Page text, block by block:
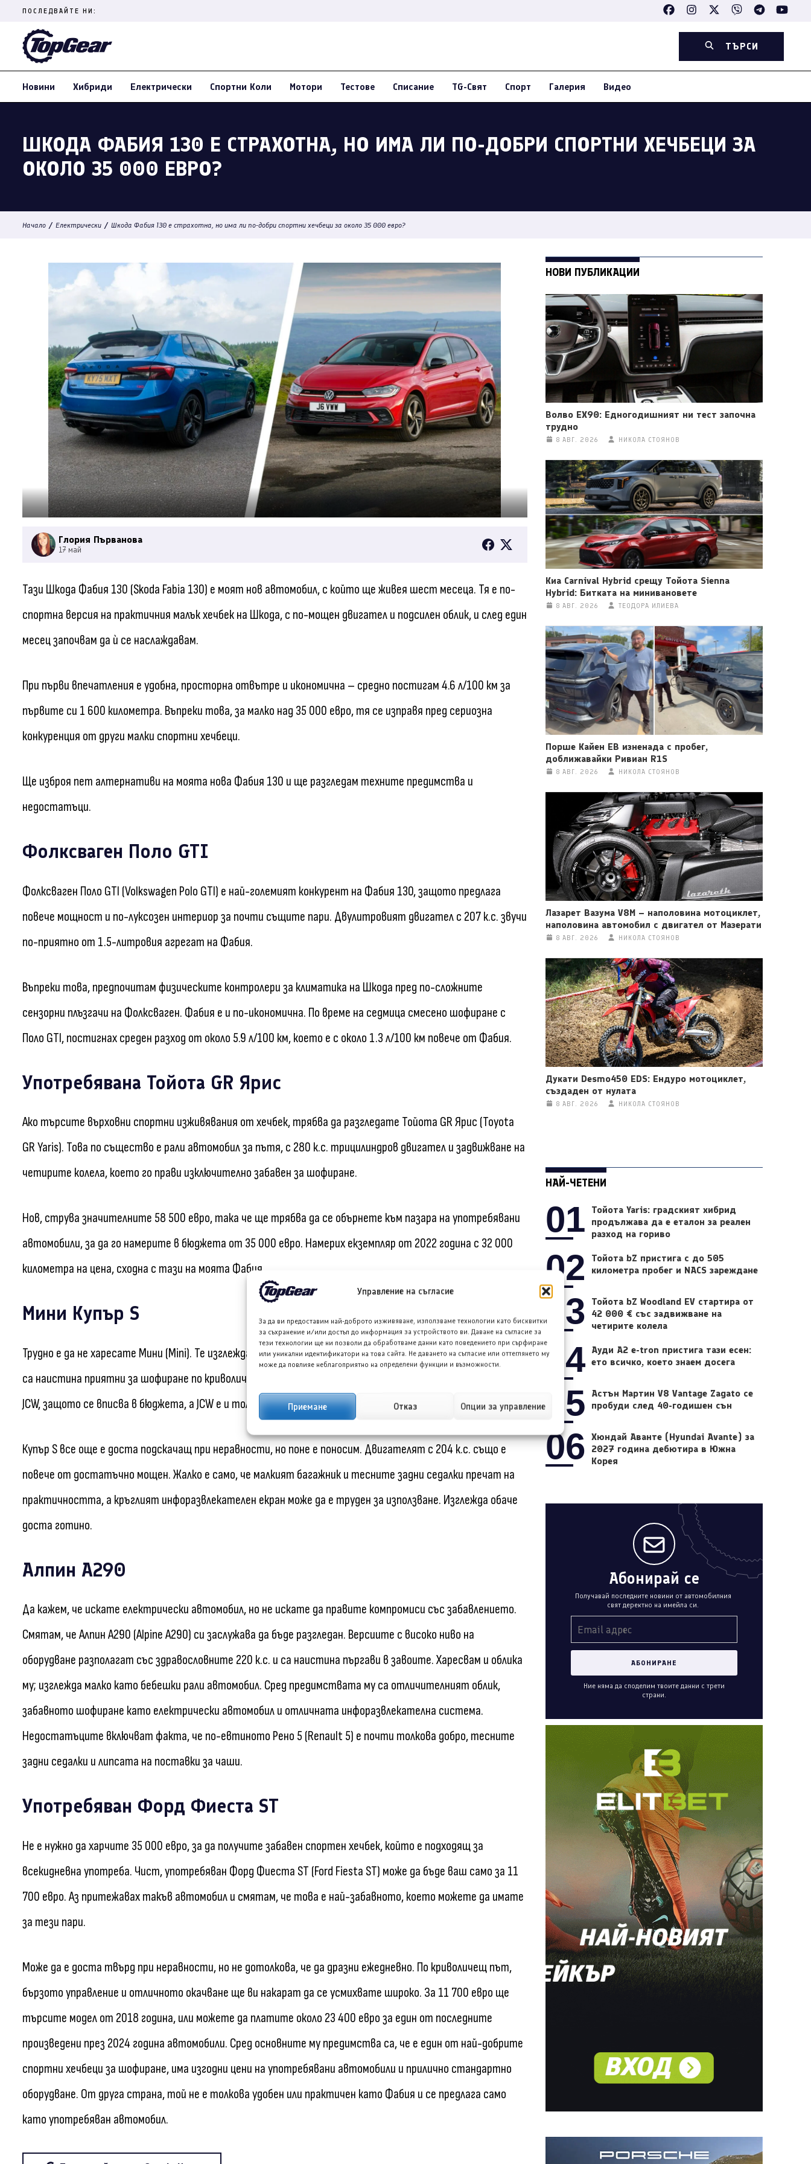
Управление на съгласие
За да ви предоставим най-доброто изживяване, използваме технологии като бисквитки
за съхранение и/или достъп до информация за устройството ви. Даване на съгласие за
тези технологии ще ни позволи да обработваме данни като поведението при сърфиране
или уникални идентификатори на това сайта. Не даването на съгласие или оттеглянето му
може да повлияе неблагоприятно на определени функции и възможности.
Приемане Отказ Опции за управление
content
(Press
ПОСЛЕДВАЙТЕ НИ:
ТЪРСИ
Новини Хибриди Електрически Спортни Коли Мотори Тестове Списание TG-Свят Спорт Галерия Видео
ШКОДА ФАБИЯ 130 Е СТРАХОТНА, НО ИМА ЛИ ПО-ДОБРИ СПОРТНИ ХЕЧБЕЦИ ЗА
ОКОЛО 35 000 ЕВРО?
Начало / Електрически / Шкода Фабия 130 е страхотна, но има ли по-добри спортни хечбеци за около 35 000 евро?
Глория Първанова
17 май
Тази Шкода Фабия 130 (Skoda Fabia 130) е моят нов автомобил, с който ще живея шест месеца. Тя е по-
спортна версия на практичния малък хечбек на Шкода, с по-мощен двигател и подсилен облик, и след един
месец започвам да ѝ се наслаждавам.
При първи впечатления е удобна, просторна отвътре и икономична – средно постигам 4.6 л/100 км за
първите си 1 600 километра. Въпреки това, за малко над 35 000 евро, тя се изправя пред сериозна
конкуренция от други малки спортни хечбеци.
Ще изброя пет алтернативи на моята нова Фабия 130 и ще разгледам техните предимства и
недостатъци.
Фолксваген Поло GTI
Фолксваген Поло GTI (Volkswagen Polo GTI) е най-големият конкурент на Фабия 130, защото предлага
повече мощност и по-луксозен интериор за почти същите пари. Двулитровият двигател с 207 к.с. звучи
по-приятно от 1.5-литровия агрегат на Фабия.
Въпреки това, предпочитам физическите контролери за климатика на Шкода пред по-сложните
сензорни плъзгачи на Фолксваген. Фабия е и по-икономична. По време на седмица смесено шофиране с
Поло GTI, постигнах среден разход от около 5.9 л/100 км, което е с около 1.3 л/100 км повече от Фабия.
Употребявана Тойота GR Ярис
Ако търсите върховни спортни изживявания от хечбек, трябва да разгледате Тойота GR Ярис (Toyota
GR Yaris). Това по същество е рали автомобил за пътя, с 280 к.с. трицилиндров двигател и задвижване на
четирите колела, което го прави изключително забавен за шофиране.
Нов, струва значителните 58 500 евро, така че ще трябва да се обърнете към пазара на употребявани
автомобили, за да го намерите в бюджета от 35 000 евро. Намерих екземпляр от 2022 година с 32 000
километра на цена, сходна с тази на моята Фабия.
Мини Купър S
Трудно е да не харесате Мини (Mini). Те изглеждат страхотно, имат интериор със специално усещане и
са наистина приятни за шофиране по криволичещи пътища. Избрах Купър S (Cooper S) пред пълноценния
JCW, защото се вписва в бюджета, а JCW е и толкова твърд при неравности, че би ви изнервил.
Купър S все още е доста подскачащ при неравности, но поне е поносим. Двигателят с 204 к.с. също е
повече от достатъчно мощен. Жалко е само, че малкият багажник и тесните задни седалки пречат на
практичността, а кръглият инфоразвлекателен екран може да е труден за използване. Изглежда обаче
доста готино.
Алпин A290
Да кажем, че искате електрически автомобил, но не искате да правите компромиси със забавлението.
Смятам, че Алпин A290 (Alpine A290) си заслужава да бъде разгледан. Версиите с високо ниво на
оборудване разполагат със здравословните 220 к.с. и са наистина пъргави в завоите. Харесвам и облика
му; изглежда малко като бебешки рали автомобил. Сред предимствата му са отличителният облик,
забавното шофиране като електрически автомобил и отличната инфоразвлекателна система.
Недостатъците включват факта, че по-евтиното Рено 5 (Renault 5) е почти толкова добро, тесните
задни седалки и липсата на поставки за чаши.
Употребяван Форд Фиеста ST
Не е нужно да харчите 35 000 евро, за да получите забавен спортен хечбек, който е подходящ за
всекидневна употреба. Чист, употребяван Форд Фиеста ST (Ford Fiesta ST) може да бъде ваш само за 11
700 евро. Аз притежавах такъв автомобил и смятам, че това е най-забавното, което можете да имате
за тези пари.
Може да е доста твърд при неравности, но не дотолкова, че да дразни ежедневно. По криволичещ път,
бързото управление и отличното окачване ще ви накарат да се усмихвате широко. За 11 700 евро ще
търсите модел от 2018 година, или можете да платите около 23 400 евро за един от последните
произведени през 2024 година автомобили. Сред основните му предимства са, че е един от най-добрите
спортни хечбеци за шофиране, има изгодни цени на употребявани автомобили и прилично стандартно
оборудване. От друга страна, той не е толкова удобен или практичен като Фабия и се предлага само
като употребяван автомобил.
НОВИ ПУБЛИКАЦИИ
Волво EX90: Едногодишният ни тест започна
трудно
8 АВГ. 2026 НИКОЛА СТОЯНОВ
Киа Carnival Hybrid срещу Тойота Sienna
Hybrid: Битката на минивановете
8 АВГ. 2026 ТЕОДОРА ИЛИЕВА
Порше Кайен ЕВ изненада с пробег,
доближавайки Ривиан R1S
8 АВГ. 2026 НИКОЛА СТОЯНОВ
Лазарет Вазума V8M – наполовина мотоциклет,
наполовина автомобил с двигател от Мазерати
8 АВГ. 2026 НИКОЛА СТОЯНОВ
Дукати Desmo450 EDS: Ендуро мотоциклет,
създаден от нулата
8 АВГ. 2026 НИКОЛА СТОЯНОВ
НАЙ-ЧЕТЕНИ
01
Тойота Yaris: градският хибрид
продължава да е еталон за реален
разход на гориво
02
Тойота bZ пристига с до 505
километра пробег и NACS зареждане
03
Тойота bZ Woodland EV стартира от
42 000 € със задвижване на
четирите колела
04 Ауди A2 e-tron пристига тази есен:
ето всичко, което знаем досега
05
Астън Мартин V8 Vantage Zagato се
пробуди след 40-годишен сън
06 Хюндай Аванте (Hyundai Avante) за
2027 година дебютира в Южна
Корея
Абонирай се
Получавай последните новини от автомобилния
свят деректно на имейла си.
Ние няма да споделим твоите данни с трети
страни.